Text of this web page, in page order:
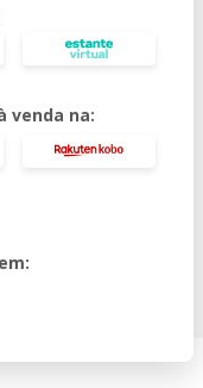
venda na: